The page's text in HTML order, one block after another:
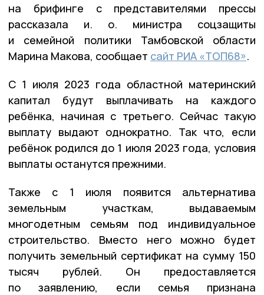
на брифинге с представителями прессы
рассказала и. о. министра соцзащиты
и семейной политики Тамбовской области
Марина Макова, сообщает сайт РИА «ТОП68».
С 1 июля 2023 года областной материнский
капитал будут выплачивать на каждого
ребёнка, начиная с третьего. Сейчас такую
выплату выдают однократно. Так что, если
ребёнок родился до 1 июля 2023 года, условия
выплаты останутся прежними.
Также с 1 июля появится альтернатива
земельным участкам, выдаваемым
многодетным семьям под индивидуальное
строительство. Вместо него можно будет
получить земельный сертификат на сумму 150
тысяч рублей. Он предоставляется
по заявлению, если семья признана